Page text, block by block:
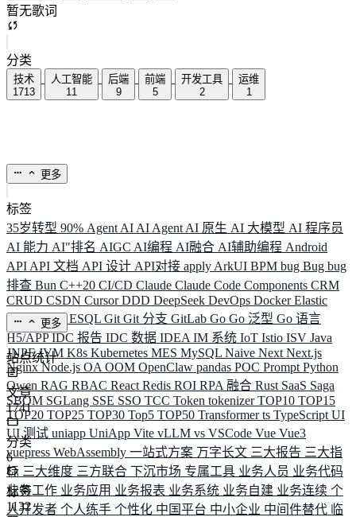
暂无歌词
分类
技术
1713
人工智能
11
后端
9
前端
5
开发工具
2
运维
1
更多
标签
35岁转型 90% Agent AI AI Agent AI 原生 AI 大模型 AI 程序员
AI 能力 AI"排名 AIGC AI编程 AI融合 AI辅助编程 Android
API API 文档 API 设计 API对接 apply ArkUI BPM bug Bug bug
排查 Bun C++20 CI/CD Claude Claude Code Components CRM
CRUD CSDN CursorDDD DeepSeek DevOps DockerElastic
ELK ElysiaESQL Git Git 分支 GitLab Go Go 泛型 Go 语言
H5/APPIDC 报告 IDC 数据 IDEA IM 系统 IoT Istio ISV Java
JNPFJVM K8s Kubernetes MES MySQL Naive Next Next.js
NginxNode.js OA OOM OpenClaw pandas POC Prompt Python
Qwen RAG RBAC React Redis ROI RPA 融合 Rust SaaS Saga
SBOM SGLang SSE SSO TCC Token tokenizerTOP10 TOP15
TOP20 TOP25 TOP30 Top5 TOP50 Transformerts TypeScript UI
UI 测试 uniapp UniApp Vite vLLM vs VSCode Vue Vue3
vuepress WebAssembly 一站式方案 万字长文 三大报告 三大指
标 三大维度 三方联合 下沉市场 专属工具 业务人员 业务代码
业务工作 业务应用 业务报表 业务系统 业务自建 业务连续 个
人开发者 个人练手 个性化 中国平台 中小企业 中间件替代 临
更多
站点统计
文章
1741
分类
6
标签
1132